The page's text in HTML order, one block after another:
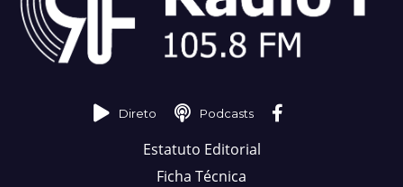
Direto Podcasts
Estatuto Editorial
Ficha Técnica